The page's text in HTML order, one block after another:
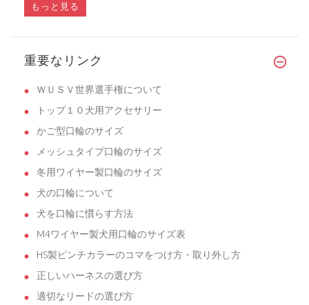
もっと見る
重要なリンク
ＷＵＳＶ世界選手権について
トップ１０犬用アクセサリー
かご型口輪のサイズ
メッシュタイプ口輪のサイズ
冬用ワイヤー製口輪のサイズ
犬の口輪について
犬を口輪に慣らす方法
M4ワイヤー製犬用口輪のサイズ表
HS製ピンチカラーのコマをつけ方・取り外し方
正しいハーネスの選び方
適切なリードの選び方